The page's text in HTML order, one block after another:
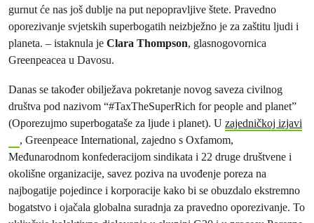
gurnut će nas još dublje na put nepopravljive štete. Pravedno
oporezivanje svjetskih superbogatih neizbježno je za zaštitu ljudi i
planeta. – istaknula je Clara Thompson, glasnogovornica
Greenpeacea u Davosu.
Danas se također obilježava pokretanje novog saveza civilnog
društva pod nazivom “#TaxTheSuperRich for people and planet”
(Oporezujmo superbogataše za ljude i planet). U zajedničkoj izjavi
, Greenpeace International, zajedno s Oxfamom,
Međunarodnom konfederacijom sindikata i 22 druge društvene i
okolišne organizacije, savez poziva na uvođenje poreza na
najbogatije pojedince i korporacije kako bi se obuzdalo ekstremno
bogatstvo i ojačala globalna suradnja za pravedno oporezivanje. To